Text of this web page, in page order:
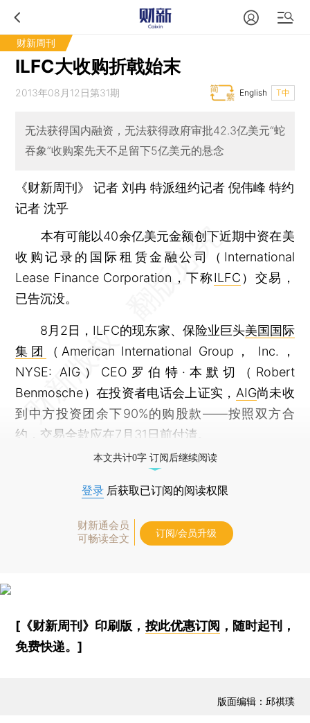
财新周刊
ILFC大收购折戟始末
2013年08月12日第31期 T中
English
无法获得国内融资，无法获得政府审批42.3亿美元“蛇
吞象”收购案先天不足留下5亿美元的悬念
《财新周刊》 记者刘冉 特派纽约记者 倪伟峰 特约
记者 沈乎
本有可能以40余亿美元金额创下近期中资在美
收购记录的国际租赁金融公司（International
Lease Finance Corporation，下称ILFC ）交易，
已告沉没。
8月2日，ILFC的现东家、保险业巨头美国国际
集团
（American International Group， Inc.，
NYSE: AIG）CEO罗伯特·本默切（Robert
Benmosche）在投资者电话会上证实， AIG尚未收
到中方投资团余下90%的购股款——按照双方合
约，交易全款应在7月31日前付清。
本文共计0字 订阅后继续阅读
登录 后获取已订阅的阅读权限
财新通会员
可畅读全文
订阅/会员升级
[《财新周刊》印刷版， 按此优惠订阅 ，随时起刊，
免费快递。]
版面编辑：邱祺璞